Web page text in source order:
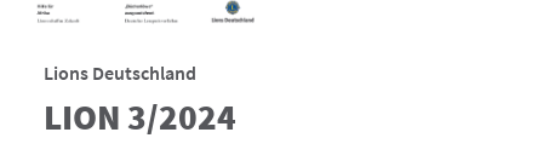
Lions Deutschland
LION 3/2024